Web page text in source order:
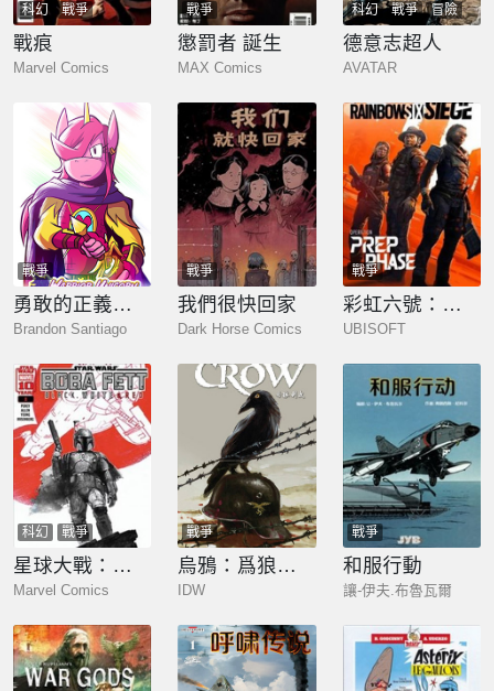
科幻 戰爭
戰痕
Marvel Comics
戰爭
懲罰者 誕生
MAX Comics
科幻 戰爭 冒險
德意志超人
AVATAR
戰爭
勇敢的正義公主琪琪
Brandon Santiago
戰爭
我們很快回家
Dark Horse Comics
戰爭
彩虹六號：圍攻
UBISOFT
科幻 戰爭
星球大戰：波巴·費特-黑白紅
Marvel Comics
戰爭
烏鴉：爲狼剝皮
IDW
戰爭
和服行動
讓-伊夫.布魯瓦爾